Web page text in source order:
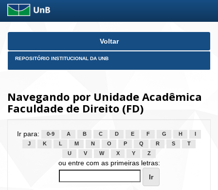
Skip
Voltar
REPOSITÓRIO INSTITUCIONAL DA UNB
Navegando por Unidade Acadêmica
Faculdade de Direito (FD)
Ir para: 0-9 A B C D E F G H
J
K L M N O P Q R S
T
U
V W X Y Z
ou entre com as primeiras letras: